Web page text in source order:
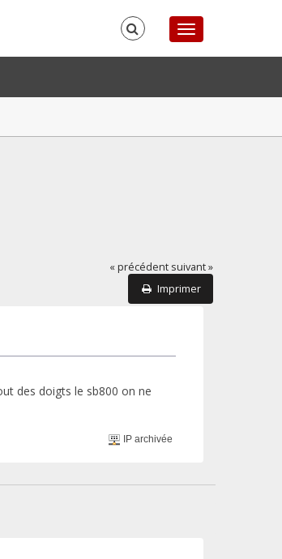
« précédent suivant »
Imprimer
des doigts le sb800 on ne
IP archivée